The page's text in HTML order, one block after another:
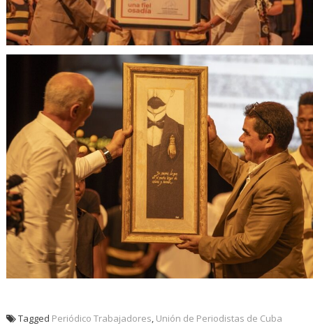
Tagged Periódico Trabajadores, Unión de Periodistas de Cuba